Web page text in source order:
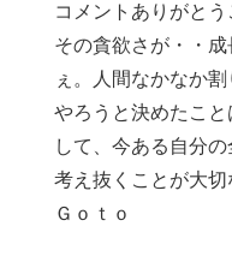
コメントありがとう
その貪欲さが・・
ぇ。人間なかなか
やろうと決めたこ
して、今ある自分
考え抜くことが大切
Ｇｏｔｏ